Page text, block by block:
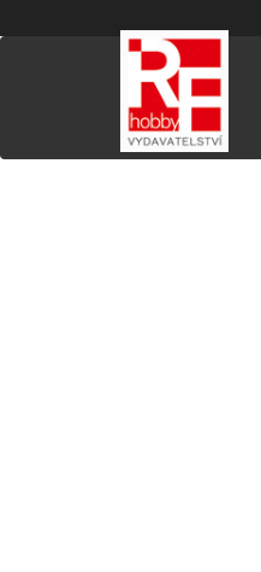
na
soutěž!